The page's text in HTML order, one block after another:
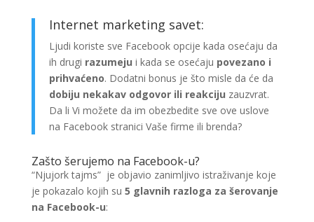
Internet marketing savet:
Ljudi koriste sve Facebook opcije kada osećaju da
ih drugi razumeju i kada se osećaju povezano i
prihvaćeno. Dodatni bonus je što misle da će da
dobiju nekakav odgovor ili reakciju zauzvrat.
Da li Vi možete da im obezbedite sve ove uslove
na Facebook stranici Vaše firme ili brenda?
Zašto šerujemo na Facebook-u?
“Njujork tajms” je objavio zanimljivo istraživanje koje
je pokazalo kojih su 5 glavnih razloga za šerovanje
na Facebook-u: